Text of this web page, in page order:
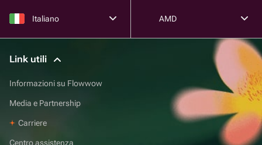
Italiano AMD
Link utili
Informazioni su Flowwow
Media e Partnership
Carriere
Centro assistenza